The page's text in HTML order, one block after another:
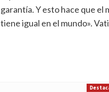
garantía. Y esto hace que el
tiene igual en el mundo».